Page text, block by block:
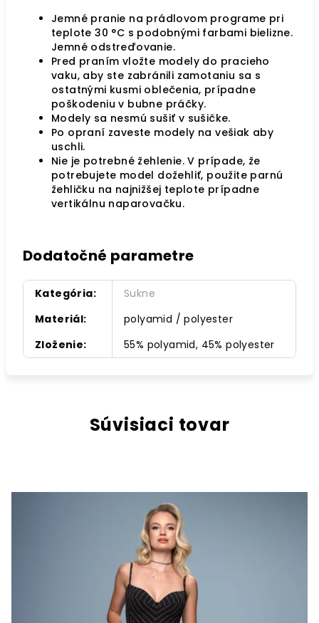
Jemné pranie na prádlovom programe pri
teplote 30 °C s podobnými farbami bielizne.
Jemné odstreďovanie.
Pred praním vložte modely do pracieho
vaku, aby ste zabránili zamotaniu sa s
ostatnými kusmi oblečenia, prípadne
poškodeniu v bubne práčky.
Modely sa nesmú sušiť v sušičke.
Po opraní zaveste modely na vešiak aby
uschli.
Nie je potrebné žehlenie. V prípade, že
potrebujete model dožehliť, použite parnú
žehličku na najnižšej teplote prípadne
vertikálnu naparovačku.
Dodatočné parametre
Kategória:
Sukne
Materiál:
polyamid / polyester
Zloženie: 55% polyamid, 45% polyester
Súvisiaci tovar